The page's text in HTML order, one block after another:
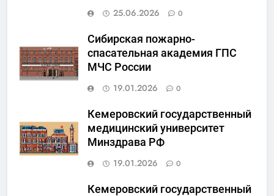
25.06.2026
0
Сибирская пожарно-
спасательная академия ГПС
МЧС России
19.01.2026
0
Кемеровский государственный
медицинский университет
Минздрава РФ
19.01.2026
0
Кемеровский государственный